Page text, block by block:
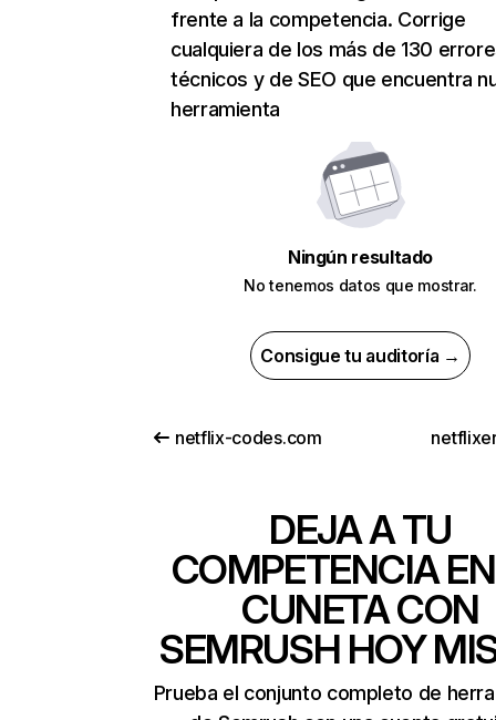
frente a la competencia. Corrige
cualquiera de los más de 130
técnicos y de SEO que encuentra
herramienta
Ningún resultado
No tenemos datos que mostrar.
Consigue tu auditoría →
netflix-codes.com
DEJA A TU
COMPETENCIA
CUNETA CON
SEMRUSH HOY
Prueba el conjunto completo de